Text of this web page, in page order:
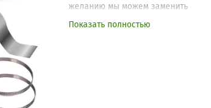
желанию мы можем заменить
один или несколько товаров с
Показать полностью